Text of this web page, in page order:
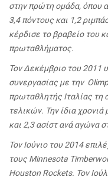
στην πρώτη ομάδα, όπου
3,4 πόντους και 1,2
κέρδισε το βραβείο του
πρωταθλήματος.
Τον Δεκέμβριο του 2011
συνεργασίας με την
πρωταθλητής Ιταλίας τη
τελικών. Την ίδια
και 2,3 ασίστ ανά αγώνα
Τον Ιούνιο του 2014
τους Minnesota
Houston Rockets. Τον